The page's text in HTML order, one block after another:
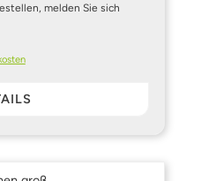
melden Sie sich